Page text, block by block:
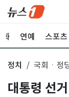
화 연예 스포츠
정치 국회ㆍ정
대통령 선